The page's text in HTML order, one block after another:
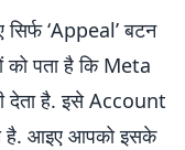
‘Appeal’ बटन
को पता है कि Meta
है. इसे Account
है. आइए आपको इसके